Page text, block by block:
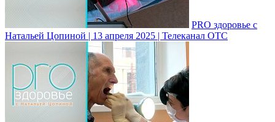
PRO здоровье с
Натальей Цопиной | 13 апреля 2025 | Телеканал ОТС